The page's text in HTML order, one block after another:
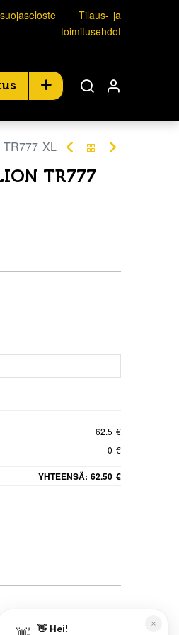
Tilaus- ja
toimitusehdot
TR777 XL
TR777
62.5 €
0 €
YHTEENSÄ: 62.50 €